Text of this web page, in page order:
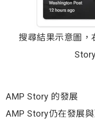
搜尋結果示意圖，
AMP Story 的發展
AMP Story仍在發展